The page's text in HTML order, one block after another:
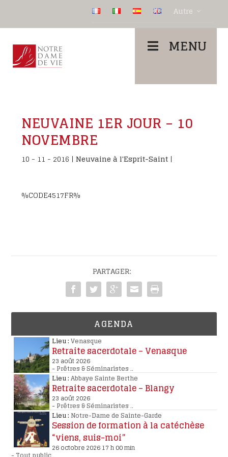
Autre
MENU
NEUVAINE 1ER JOUR – 10
NOVEMBRE
10 - 11 - 2016 |Neuvaine à l'Esprit-Saint |
%CODE4517FR%
PARTAGER:
AGENDA
Lieu : Venasque
Retraite sacerdotale – Venasque
23 août 2026
- Prêtres & Séminaristes..
Lieu : Abbaye Sainte Berthe
Retraite sacerdotale – Blangy
23 août 2026
- Prêtres & Séminaristes..
Lieu : Notre-Dame de Sainte-Garde
Session de formation à la catéchèse
“viens, suis-moi”
26 octobre 2026 17 h 00 min